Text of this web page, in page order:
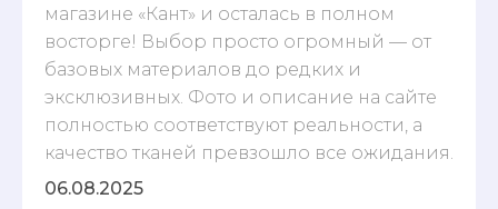
магазине «Кант» и осталась в полном
восторге! Выбор просто огромный — от
базовых материалов до редких и
эксклюзивных. Фото и описание на сайте
полностью соответствуют реальности, а
качество тканей превзошло все ожидания.
06.08.2025